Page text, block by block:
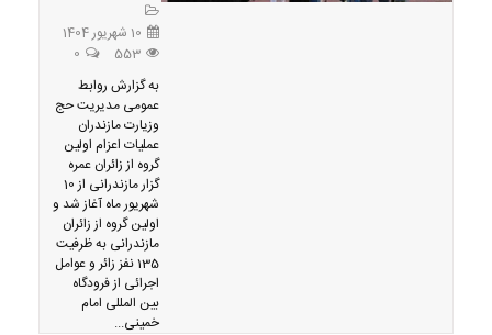
10 شهریور 1404
553
0
به گزارش روابط
عمومی مدیریت حج
وزیارت مازندران
عملیات اعزام اولین
گروه از زائران عمره
گزار مازندرانی از 10
شهریور ماه آغاز شد و
اولین گروه از زائران
مازندرانی به ظرفیت
135 نفز زائر و عوامل
اجرائی از فرودگاه
بین المللی امام
خمینی...